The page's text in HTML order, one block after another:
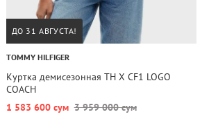
ДО 31 АВГУСТА!
TOMMY HILFIGER
Куртка демисезонная TH X CF1 LOGO
COACH
1 583 600 сум 3 959 000 сум